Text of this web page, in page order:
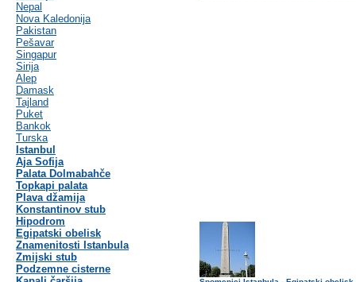
Nepal
Nova Kaledonija
Pakistan
Pešavar
Singapur
Sirija
Alep
Damask
Tajland
Puket
Bankok
Turska
Istanbul
Aja Sofija
Palata Dolmabahče
Topkapi palata
Plava džamija
Konstantinov stub
Hipodrom
Egipatski obelisk
Znamenitosti Istanbula
Zmijski stub
Podzemne cisterne